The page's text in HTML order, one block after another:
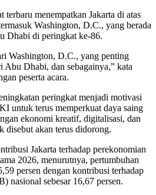
menempatkan Jakarta di atas
Washington, D.C., yang berada
Dhabi di peringkat ke-86.
Washington, D.C., yang penting
Dhabi, dan sebagainya,” kata
peserta acara.
peringkat menjadi motivasi
untuk terus memperkuat daya saing
ekonomi kreatif, digitalisasi, dan
disebut akan terus didorong.
Jakarta terhadap perekonomian
2026, menurutnya, pertumbuhan
persen dengan kontribusi terhadap
nasional sebesar 16,67 persen.